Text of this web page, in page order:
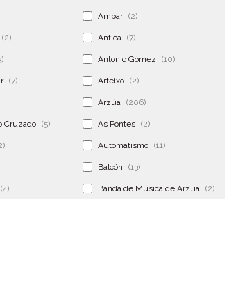
Ambar (2)
(2) Antica (7)
Antonio Gómez (10)
(7) Arteixo (2)
Arzúa (206)
Cruzado (5) As Pontes (2)
Automatismo (11)
Balcón (13)
(4) Banda de Música de Arzúa (2)